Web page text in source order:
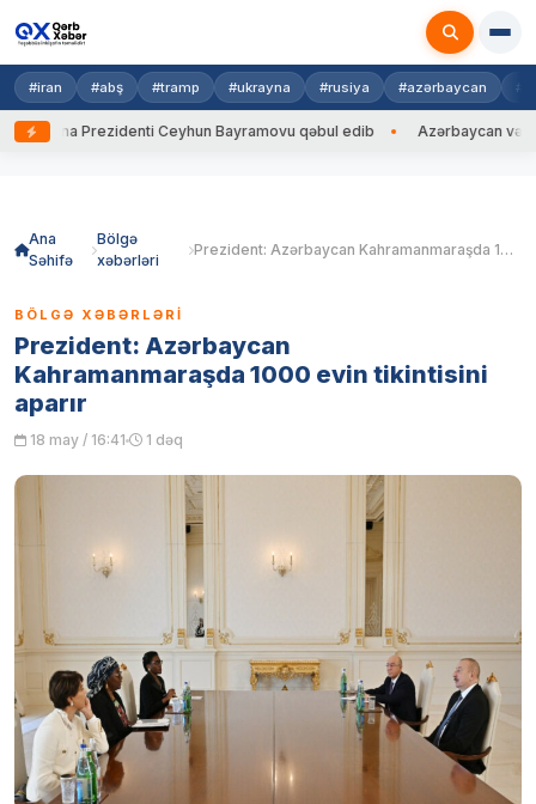
#iran #abş #tramp #ukrayna #rusiya #azərbaycan
Prezidenti Ceyhun Bayramovu qəbul edib Azərbaycan və
Ana
Səhifə
Bölgə
xəbərləri
Prezident: Azərbaycan Kahramanmaraşda 1000 evin tikintisini aparır
BÖLGƏ XƏBƏRLƏRI
Prezident: Azərbaycan
Kahramanmaraşda 1000 evin tikintisini
aparır
18 may / 16:41 1 dəq